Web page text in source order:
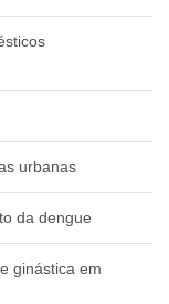
urbanas
da dengue
ginástica em